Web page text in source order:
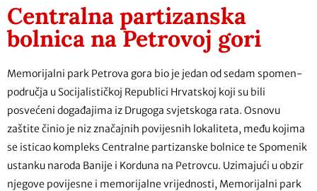
Centralna partizanska
bolnica na Petrovoj gori
Memorijalni park Petrova gora bio je jedan od sedam spomen-
područja u Socijalističkoj Republici Hrvatskoj koji su bili
posvećeni događajima iz Drugoga svjetskoga rata. Osnovu
zaštite činio je niz značajnih povijesnih lokaliteta, među kojima
se isticao kompleks Centralne partizanske bolnice te Spomenik
ustanku naroda Banije i Korduna na Petrovcu. Uzimajući u obzir
njegove povijesne i memorijalne vrijednosti, Memorijalni park